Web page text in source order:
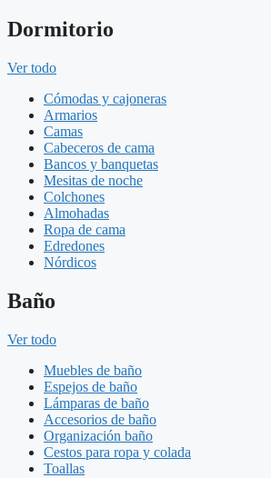
Dormitorio
Ver todo
Cómodas y cajoneras
Armarios
Camas
Cabeceros de cama
Bancos y banquetas
Mesitas de noche
Colchones
Almohadas
Ropa de cama
Edredones
Nórdicos
Baño
Ver todo
Muebles de baño
Espejos de baño
Lámparas de baño
Accesorios de baño
Organización baño
Cestos para ropa y colada
Toallas